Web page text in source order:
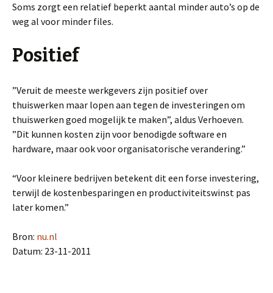
Soms zorgt een relatief beperkt aantal minder auto’s op de
weg al voor minder files.
Positief
”Veruit de meeste werkgevers zijn positief over
thuiswerken maar lopen aan tegen de investeringen om
thuiswerken goed mogelijk te maken”, aldus Verhoeven.
”Dit kunnen kosten zijn voor benodigde software en
hardware, maar ook voor organisatorische verandering.”
“Voor kleinere bedrijven betekent dit een forse investering,
terwijl de kostenbesparingen en productiviteitswinst pas
later komen.”
Bron: nu.nl
Datum: 23-11-2011